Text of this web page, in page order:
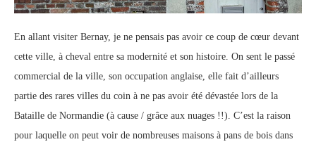
En allant visiter Bernay, je ne pensais pas avoir ce coup de cœur devant
cette ville, à cheval entre sa modernité et son histoire. On sent le passé
commercial de la ville, son occupation anglaise, elle fait d’ailleurs
partie des rares villes du coin à ne pas avoir été dévastée lors de la
Bataille de Normandie (à cause / grâce aux nuages !!). C’est la raison
pour laquelle on peut voir de nombreuses maisons à pans de bois dans